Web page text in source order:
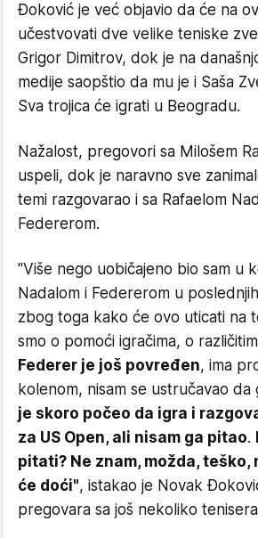
Đoković je već objavio da će na
učestvovati dve velike teniske
Grigor Dimitrov, dok je na
medije saopštio da mu je i Saša
Sva trojica će igrati u Beogradu.
Nažalost, pregovori sa Milošem
uspeli, dok je naravno sve
temi razgovarao i sa Rafaelom
Federerom.
"Više nego uobičajeno bio sam u
Nadalom i Federerom u
zbog toga kako će ovo uticati na
smo o pomoći igračima, o
Federer je još povređen, ima
kolenom, nisam se ustručavao da
je skoro počeo da igra i
za US Open, ali nisam ga pitao.
pitati? Ne znam, možda, teško,
će doći", istakao je Novak
pregovara sa još nekoliko